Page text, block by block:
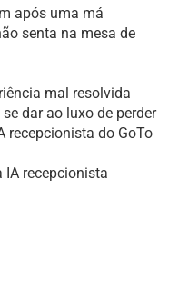
após uma má
senta na mesa de
mal resolvida
dar ao luxo de perder
recepcionista do GoTo
IA recepcionista